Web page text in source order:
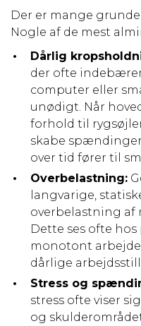
Der er mange
Nogle af de mest
Dårlig
der ofte
computer eller
unødigt. Når
forhold til
skabe
over tid fører til
Overbelastning:
langvarige,
overbelastning af
Dette ses ofte
monotont
dårlige
Stress og
stress ofte viser
og